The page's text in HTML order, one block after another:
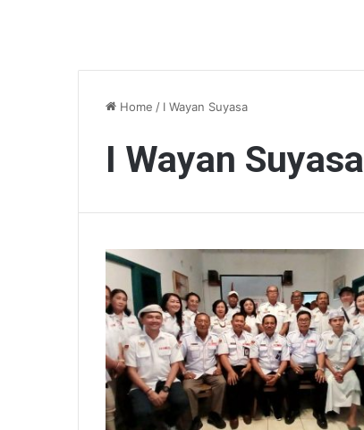
Home / I Wayan Suyasa
I Wayan Suyasa